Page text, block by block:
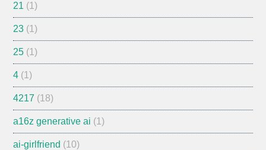
21 (1)
23 (1)
25 (1)
4 (1)
4217 (18)
a16z generative ai (1)
ai-girlfriend (10)